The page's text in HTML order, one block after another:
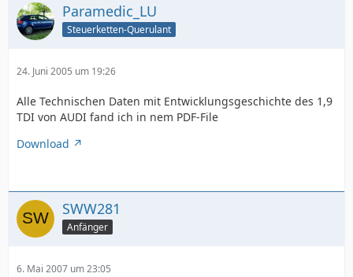
Paramedic_LU
Steuerketten-Querulant
24. Juni 2005 um 19:26
Alle Technischen Daten mit Entwicklungsgeschichte des 1,9
TDI von AUDI fand ich in nem PDF-File
Download
SWW281
Anfänger
6. Mai 2007 um 23:05